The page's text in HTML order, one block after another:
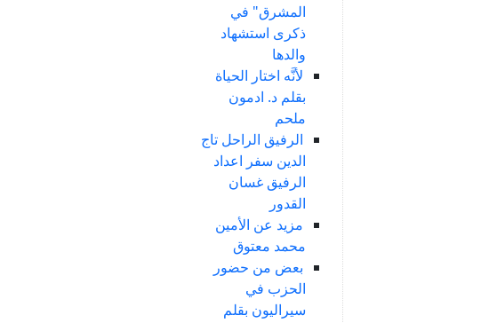
المشرق" في
ذكرى استشهاد
والدها
لأنَّه اختار الحياة
بقلم د. ادمون
ملحم
الرفيق الراحل تاج
الدين سفر اعداد
الرفيق غسان
القدور
مزيد عن الأمين
محمد معتوق
بعض من حضور
الحزب في
سيراليون بقلم